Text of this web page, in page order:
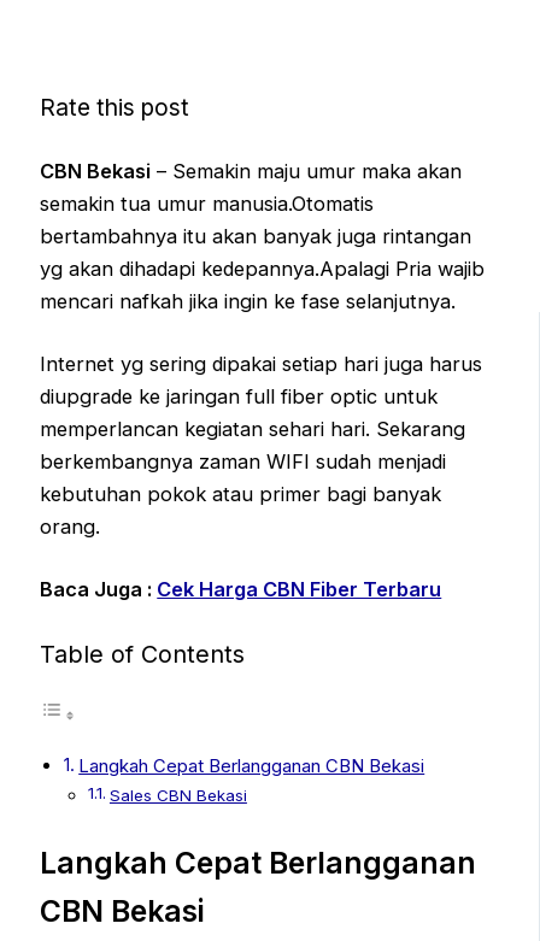
Rate this post
CBN Bekasi – Semakin maju umur maka akan
semakin tua umur manusia.Otomatis
bertambahnya itu akan banyak juga rintangan
yg akan dihadapi kedepannya.Apalagi Pria wajib
mencari nafkah jika ingin ke fase selanjutnya.
Internet yg sering dipakai setiap hari juga harus
diupgrade ke jaringan full fiber optic untuk
memperlancan kegiatan sehari hari. Sekarang
berkembangnya zaman WIFI sudah menjadi
kebutuhan pokok atau primer bagi banyak
orang.
Baca Juga : Cek Harga CBN Fiber Terbaru
Table of Contents
Langkah Cepat Berlangganan CBN Bekasi
Sales CBN Bekasi
Langkah Cepat Berlangganan
CBN Bekasi